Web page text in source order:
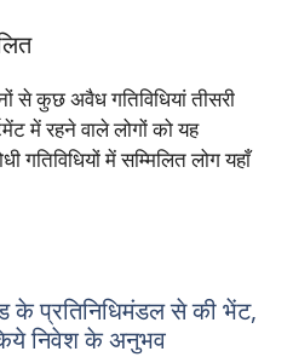
से कुछ अवैध गतिविधियां तीसरी
में रहने वाले लोगों को यह
गतिविधियों में सम्मिलित लोग यहाँ
के प्रतिनिधिमंडल से की भेंट,
निवेश के अनुभव